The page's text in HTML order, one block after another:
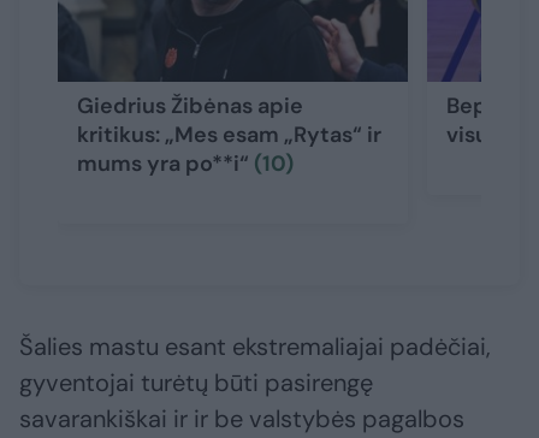
Giedrius Žibėnas apie
kritikus: „Mes esam „Rytas“ ir
mums yra po**i“ (10)
visų
Šalies mastu esant ekstremaliajai padėčiai,
gyventojai turėtų būti pasirengę
savarankiškai ir ir be valstybės pagalbos